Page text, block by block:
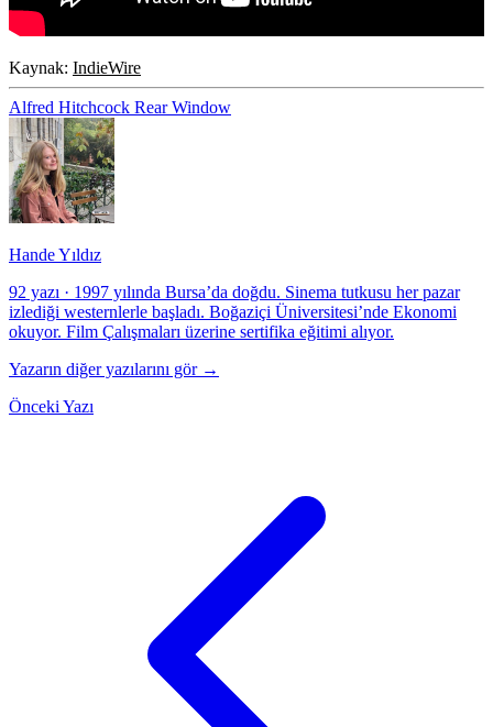
Kaynak: IndieWire
Alfred Hitchcock Rear Window
Hande Yıldız
92 yazı · 1997 yılında Bursa’da doğdu. Sinema tutkusu her pazar
izlediği westernlerle başladı. Boğaziçi Üniversitesi’nde Ekonomi
okuyor. Film Çalışmaları üzerine sertifika eğitimi alıyor.
Yazarın diğer yazılarını gör →
Önceki Yazı